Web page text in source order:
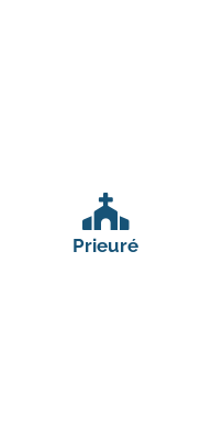
Prieuré